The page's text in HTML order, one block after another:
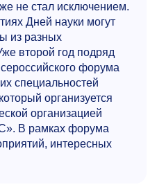
не стал исключением.
Дней науки могут
из разных
второй год подряд
форума
специальностей
организуется
организацией
В рамках форума
интересных